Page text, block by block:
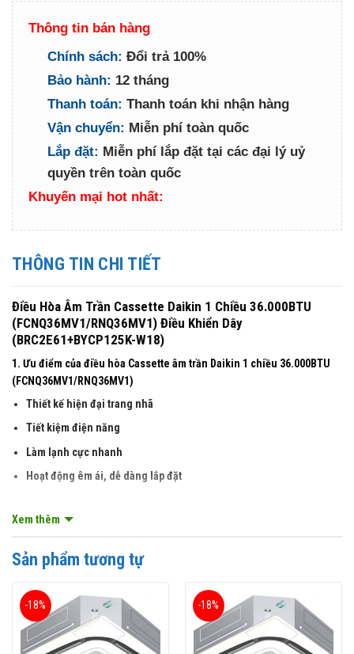
Thông tin bán hàng
Chính sách: Đổi trả 100%
Bảo hành: 12 tháng
Thanh toán: Thanh toán khi nhận hàng
Vận chuyển: Miễn phí toàn quốc
Lắp đặt: Miễn phí lắp đặt tại các đại lý uỷ
quyền trên toàn quốc
Khuyến mại hot nhất:
THÔNG TIN CHI TIẾT
Điều Hòa Âm Trần Cassette Daikin 1 Chiều 36.000BTU
(FCNQ36MV1/RNQ36MV1) Điều Khiển Dây
(BRC2E61+BYCP125K-W18)
1. Ưu điểm của điều hòa Cassette âm trần Daikin 1 chiều 36.000BTU
(FCNQ36MV1/RNQ36MV1)
Thiết kế hiện đại trang nhã
Tiết kiệm điện năng
Làm lạnh cực nhanh
Hoạt động êm ái, dễ dàng lắp đặt
(FCNQ36MV1/RNQ36MV1) điều khiển dây (BRC2E61+BYCP125K-W18)
thuộc dòng điều hòa công trình được sản xuất tại Thái Lan trên dây
tương ứng với 4 HP chiếc
điều hòa âm trần cassette Daikinnày rất phù
hợp sử dụng cho các căn hộ có diện tích trung bình vào khoảng
45m2.
Xem thêm
Sản phẩm tương tự
-18% -18%